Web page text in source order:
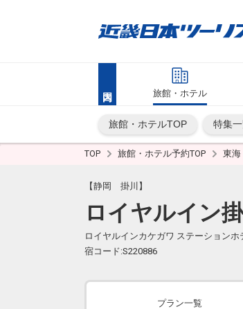
旅館・ホテル
旅館・ホテルTOP 特集
TOP 旅館・ホテル予約TOP 東海
【静岡 掛川】
ロイヤルイン
ロイヤルインカケガワ ステーションホ
宿コード:S220886
プラン一覧